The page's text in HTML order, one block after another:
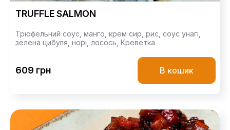
TRUFFLE SALMON
Трюфельний соус, манго, крем сир, рис, соус унагі,
зелена цибуля, норі, лосось, Креветка
609 грн В кошик